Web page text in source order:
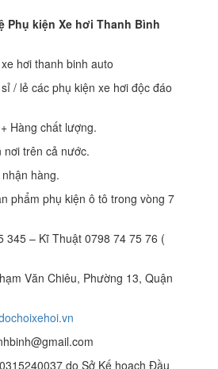
Phụ kiện Xe hơi Thanh Bình
hơi thanh binh auto
/ lẻ các phụ kiện xe hơi độc đáo
Hàng chất lượng.
nơi trên cả nước.
hàng.
phẩm phụ kiện ô tô trong vòng 7
– Kĩ Thuật 0798 74 75 76 (
Văn Chiêu, Phường 13, Quận
do Sở Kế hoạch Đầu